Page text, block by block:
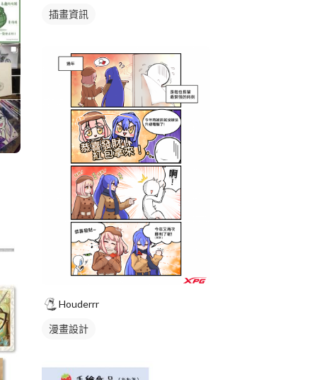
插畫資訊
Houderrr
漫畫設計